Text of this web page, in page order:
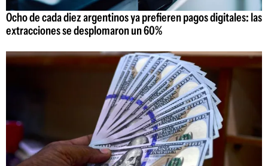
Ocho de cada diez argentinos ya prefieren pagos digitales: las
extracciones se desplomaron un 60%